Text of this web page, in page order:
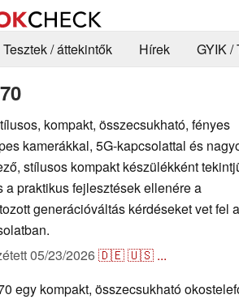
Tesztek / áttekintők Hírek GYIK /
kompakt, összecsukható, fényes
kamerákkal, 5G-kapcsolattal és
stílusos kompakt készülékként
a praktikus fejlesztések ellenére a
generációváltás kérdéseket vet fel
05/23/2026🇩🇪🇺🇸 ...
egy kompakt, összecsukható